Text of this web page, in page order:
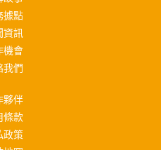
據點
資訊
機會
我們
夥伴
條款
政策